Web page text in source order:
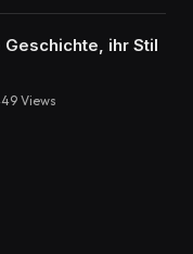
Geschichte, ihr Stil
Views